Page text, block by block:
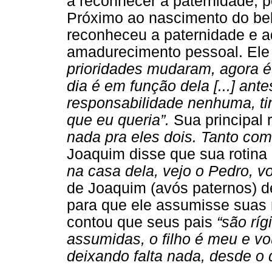
Próximo ao nascimento do
reconheceu a paternidade e
amadurecimento pessoal.
prioridades mudaram, agora
dia é em função dela [...]
responsabilidade nenhuma,
que eu queria”. Sua principal
nada pra eles dois. Tanto
Joaquim disse que sua
na casa dela, vejo o Pedro,
de Joaquim (avós paternos)
para que ele assumisse
contou que seus pais “são
assumidas, o filho é meu e
deixando falta nada, desde o